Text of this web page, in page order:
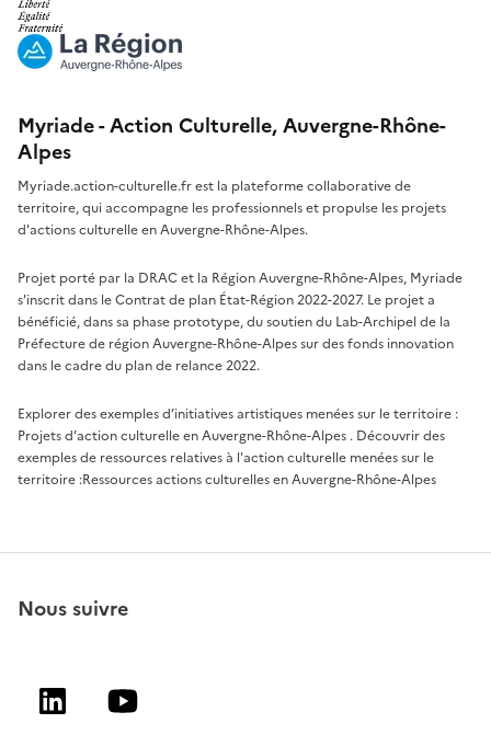
Myriade - Action Culturelle, Auvergne-Rhône-
Alpes
Myriade.action-culturelle.fr est la plateforme collaborative de
territoire, qui accompagne les professionnels et propulse les projets
d'actions culturelle en Auvergne-Rhône-Alpes.
Projet porté par la DRAC et la Région Auvergne-Rhône-Alpes, Myriade
s'inscrit dans le Contrat de plan État-Région 2022-2027. Le projet a
bénéficié, dans sa phase prototype, du soutien du Lab-Archipel de la
Préfecture de région Auvergne-Rhône-Alpes sur des fonds innovation
dans le cadre du plan de relance 2022.
Explorer des exemples d’initiatives artistiques menées sur le territoire :
Projets d’action culturelle en Auvergne-Rhône-Alpes . Découvrir des
exemples de ressources relatives à l'action culturelle menées sur le
territoire :Ressources actions culturelles en Auvergne-Rhône-Alpes
Nous suivre
LinkedinYoutube